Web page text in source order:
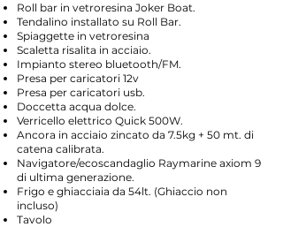
Roll bar in vetroresina Joker Boat.
Tendalino installato su Roll Bar.
Spiaggette in vetroresina
Scaletta risalita in acciaio.
Impianto stereo bluetooth/FM.
Presa per caricatori 12v
Presa per caricatori usb.
Doccetta acqua dolce.
Verricello elettrico Quick 500W.
Ancora in acciaio zincato da 7.5kg + 50 mt. di
catena calibrata.
Navigatore/ecoscandaglio Raymarine axiom 9
di ultima generazione.
Frigo e ghiacciaia da 54lt. (Ghiaccio non
incluso)
Tavolo